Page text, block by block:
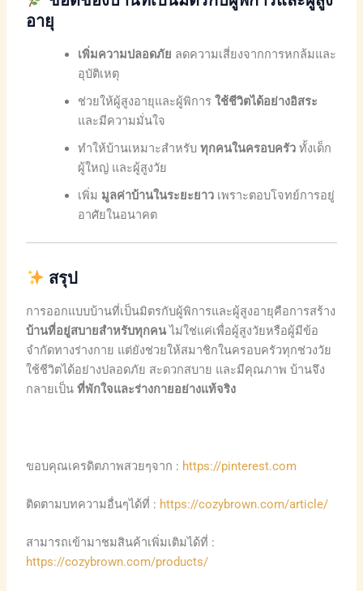
อายุ
เพิ่มความปลอดภัย ลดความเสี่ยงจากการหกล้มและ
อุบัติเหตุ
ช่วยให้ผู้สูงอายุและผู้พิการใช้ชีวิตได้อย่างอิสระ
และมีความมั่นใจ
ทำให้บ้านเหมาะสำหรับทุกคนในครอบครัว ทั้งเด็ก
ผู้ใหญ่ และผู้สูงวัย
เพิ่ม มูลค่าบ้านในระยะยาว เพราะตอบโจทย์การอยู่
อาศัยในอนาคต
สรุป
การออกแบบบ้านที่เป็นมิตรกับผู้พิการและผู้สูงอายุคือการสร้าง
บ้านที่อยู่สบายสำหรับทุกคนไม่ใช่แค่เพื่อผู้สูงวัยหรือผู้มีข้อ
จำกัดทางร่างกาย แต่ยังช่วยให้สมาชิกในครอบครัวทุกช่วงวัย
ใช้ชีวิตได้อย่างปลอดภัย สะดวกสบาย และมีคุณภาพ บ้านจึง
กลายเป็นที่พักใจและร่างกายอย่างแท้จริง
ขอบคุณเครดิตภาพสวยๆจาก : https://pinterest.com
ติดตามบทความอื่นๆได้ที่ : https://cozybrown.com/article/
สามารถเข้ามาชมสินค้าเพิ่มเติมได้ที่ :
https://cozybrown.com/products/